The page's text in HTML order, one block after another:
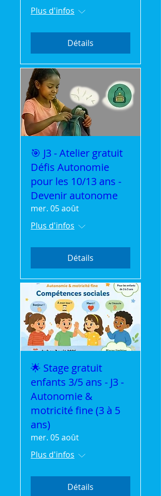
Plus d'infos
Détails
🎯 J3 - Atelier gratuit
Défis Autonomie
pour les 10/13 ans -
Devenir autonome
mer. 05 août
Plus d'infos
Détails
🌟 Stage gratuit
enfants 3/5 ans - J3 -
Autonomie &
motricité fine (3 à 5
ans)
mer. 05 août
Plus d'infos
Détails